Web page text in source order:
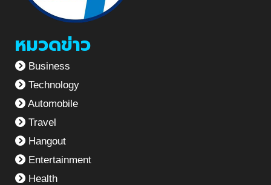
หมวดข่าว
Business
Technology
Automobile
Travel
Hangout
Entertainment
Health